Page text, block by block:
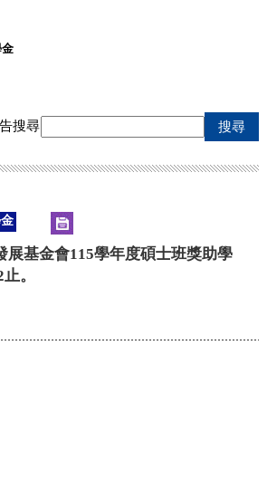
搜尋 搜尋
展基金會115學年度碩士班獎助學
。